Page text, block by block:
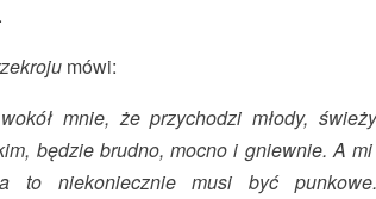
mówi:
mnie, że przychodzi młody,
będzie brudno, mocno i gniewnie. A
to niekoniecznie musi być